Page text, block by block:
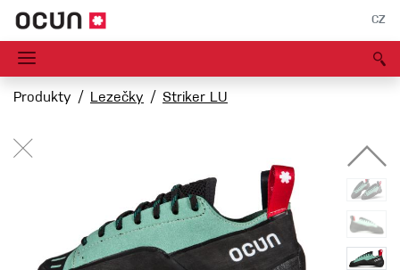
CZ
Produkty Lezečky Striker LU